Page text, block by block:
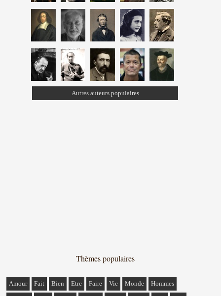
Autres auteurs populaires
Thèmes populaires
Amour Fait Bien Etre Faire Vie Monde Hommes